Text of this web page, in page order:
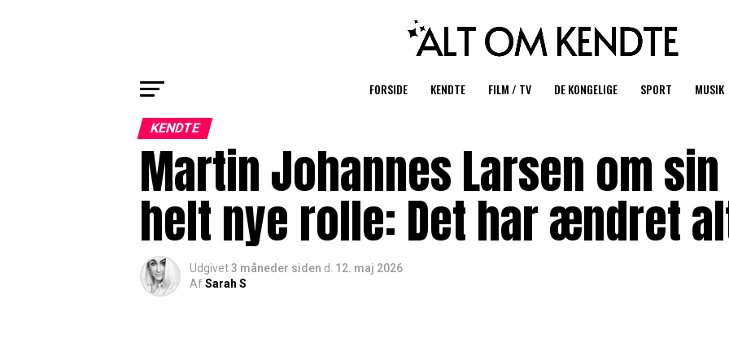
FORSIDE KENDTE FILM / TV DE KONGELIGE SPORT MUSIK
KENDTE
Martin Johannes Larsen om sin
helt nye rolle: Det har ændret
Udgivet3 måneder siden d. 12. maj 2026
AfSarah S